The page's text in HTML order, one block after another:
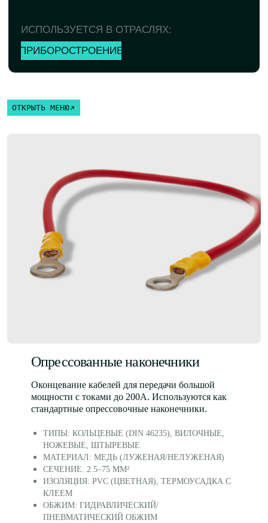
ОТКРЫТЬ МЕНЮ
Опрессованные наконечники
Оконцевание кабелей для передачи большой
мощности с токами до 200А. Используются как
стандартные опрессовочные наконечники.
ТИПЫ: КОЛЬЦЕВЫЕ (DIN 46235), ВИЛОЧНЫЕ,
НОЖЕВЫЕ, ШТЫРЕВЫЕ
МАТЕРИАЛ: МЕДЬ (ЛУЖЕНАЯ/НЕЛУЖЕНАЯ)
СЕЧЕНИЕ: 2.5–75 ММ²
ИЗОЛЯЦИЯ: PVC (ЦВЕТНАЯ), ТЕРМОУСАДКА С
КЛЕЕМ
ОБЖИМ: ГИДРАВЛИЧЕСКИЙ/
ПНЕВМАТИЧЕСКИЙ ОБЖИМ